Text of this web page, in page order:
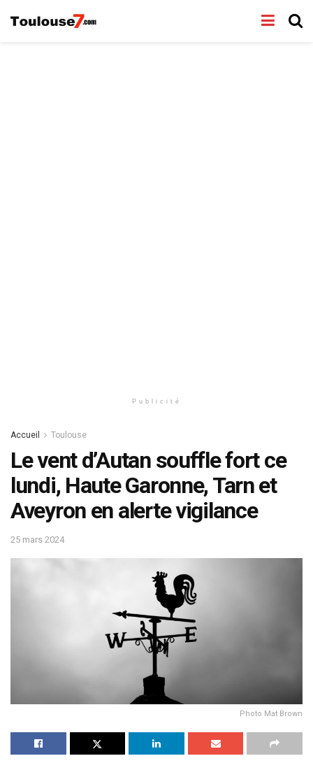
Publicité
Accueil Toulouse
Le vent d’Autan souffle fort ce
lundi, Haute Garonne, Tarn et
Aveyron en alerte vigilance
25 mars 2024
Photo Mat Brown